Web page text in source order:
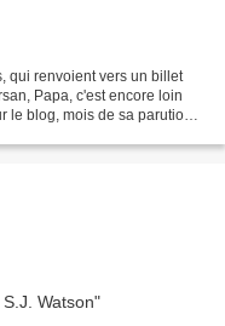
qui renvoient vers un billet
Papa, c'est encore loin
blog, mois de sa parution,